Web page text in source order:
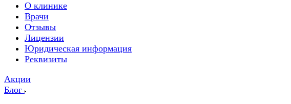
О клинике
Врачи
Отзывы
Лицензии
Юридическая информация
Реквизиты
Акции
Блог